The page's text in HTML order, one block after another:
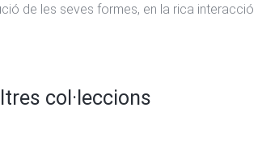
de les seves formes, en la rica
col·leccions